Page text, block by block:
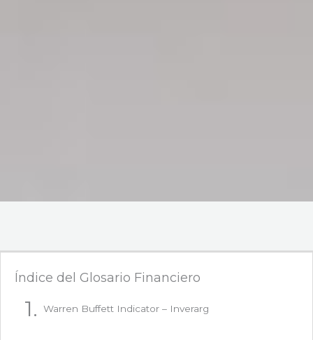
Índice del Glosario Financiero
Warren Buffett Indicator – Inverarg